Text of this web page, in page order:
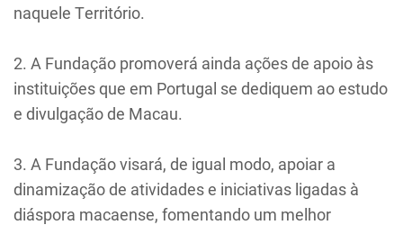
naquele Território.
2. A Fundação promoverá ainda ações de apoio às
instituições que em Portugal se dediquem ao estudo
e divulgação de Macau.
3. A Fundação visará, de igual modo, apoiar a
dinamização de atividades e iniciativas ligadas à
diáspora macaense, fomentando um melhor